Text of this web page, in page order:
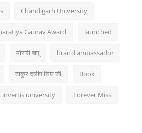
Chandigarh University
Gaurav Award launched
मोरारी बापू brand ambassador
ठाकुर दलीप सिंघ जी Book
invertis university Forever Miss